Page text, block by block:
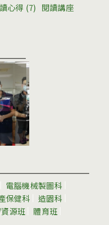
心得 (7) 閱讀講座
電腦機械製圖科
保健科
造園科
源班 體育班